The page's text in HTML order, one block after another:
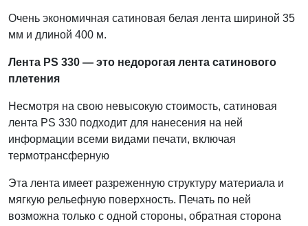
Очень экономичная сатиновая белая лента шириной 35
мм и длиной 400 м.
Лента PS 330 — это недорогая лента сатинового
плетения
Несмотря на свою невысокую стоимость, сатиновая
лента PS 330 подходит для нанесения на ней
информации всеми видами печати, включая
термотрансферную
Эта лента имеет разреженную структуру материала и
мягкую рельефную поверхность. Печать по ней
возможна только с одной стороны, обратная сторона